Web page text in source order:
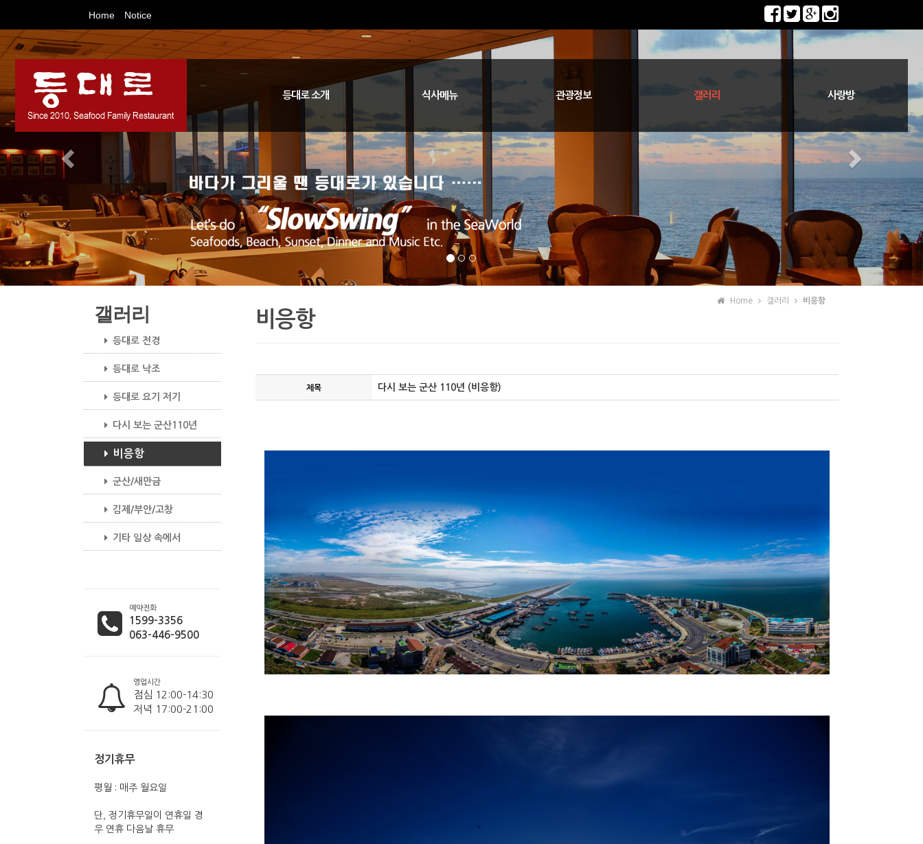
Home Notice
등대로 소개
인사말
등대로를 아시나요?
예약 / 오시는 길
식사메뉴
등대로코스 A/B/C
종이냄비 탕류
일반식사
특선요리/샐러드
주류/와인
커피/음료
관광정보
전주/익산/완주
김제/부안/고창
남원/정읍/순창/임실
무주/진안/장수
군산/새만금 숙박
갤러리
등대로 전경
등대로 낙조
등대로 요기 저기
다시 보는 군산110년
비응항
군산/새만금
김제/부안/고창
기타 일상 속에서
사랑방
공지사항
게시판
갤러리
등대로 전경
등대로 낙조
등대로 요기 저기
다시 보는 군산110년
비응항
군산/새만금
김제/부안/고창
기타 일상 속에서
예약전화
1599-3356
063-446-9500
영업시간
점심 12:00-14:30
저녁 17:00-21:00
정기휴무
평월 : 매주 월요일
단, 정기휴무일이 연휴일 경
우 연휴 다음날 휴무
Home 갤러리 비응항
비응항
제목 다시 보는 군산 110년 (비응항)